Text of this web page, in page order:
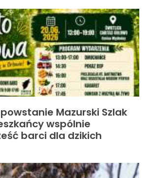
powstanie Mazurski Szlak
wspólnie
barci dla dzikich